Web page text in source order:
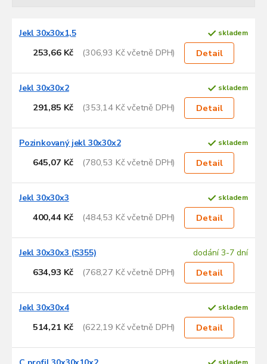
s
d
ů
Jekl 30x30x1,5 skladem
253,66 Kč (306,93 Kč včetně DPH) Detail
Jekl 30x30x2 skladem
291,85 Kč (353,14 Kč včetně DPH) Detail
Pozinkovaný jekl 30x30x2 skladem
645,07 Kč (780,53 Kč včetně DPH) Detail
Jekl 30x30x3 skladem
400,44 Kč (484,53 Kč včetně DPH) Detail
Jekl 30x30x3 (S355) dodání 3-7 dní
634,93 Kč (768,27 Kč včetně DPH) Detail
Jekl 30x30x4 skladem
514,21 Kč (622,19 Kč včetně DPH) Detail